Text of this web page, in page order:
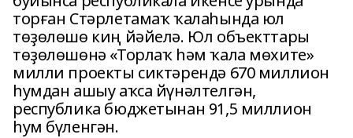
торған Стәрлетамаҡ ҡалаһында юл
төҙөлөшө киң йәйелә. Юл объекттары
төҙөлөшөнә «Торлаҡ һәм ҡала мөхите»
милли проекты сиктәрендә 670 миллион
һумдан ашыу аҡса йүнәлтелгән,
республика бюджетынан 91,5 миллион
һум бүленгән.